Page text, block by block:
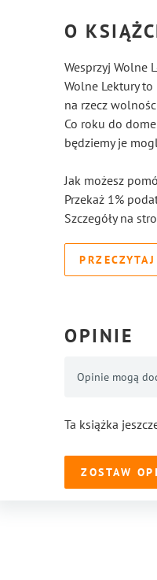
O
Wesprzyj Wolne
Wolne Lektury
na rzecz
Co roku do
będziemy je
Jak możesz
Przekaż 1%
Szczegóły na
PRZECZYTAJ
OPINIE
Opinie mogą
Ta książka
ZOSTAW